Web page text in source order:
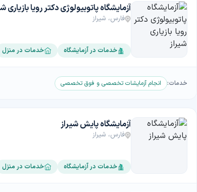
آزمایشگاه پاتوبیولوژی دکتر رویا بازیاری
فارس، شیراز
خدمات در آزمایشگاه خدمات در منزل
خدمات: انجام آزمایشات تخصصی و فوق تخصصی
آزمایشگاه پایش شیراز
فارس، شیراز
خدمات در آزمایشگاه خدمات در منزل